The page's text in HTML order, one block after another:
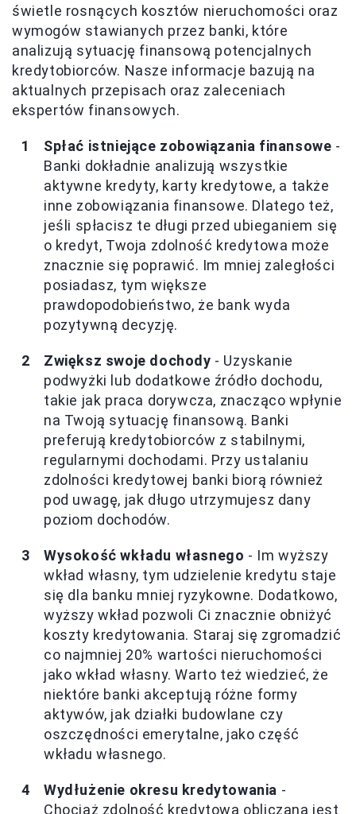
świetle rosnących kosztów nieruchomości oraz
wymogów stawianych przez banki, które
analizują sytuację finansową potencjalnych
kredytobiorców. Nasze informacje bazują na
aktualnych przepisach oraz zaleceniach
ekspertów finansowych.
Spłać istniejące zobowiązania finansowe -
Banki dokładnie analizują wszystkie
aktywne kredyty, karty kredytowe, a także
inne zobowiązania finansowe. Dlatego też,
jeśli spłacisz te długi przed ubieganiem się
o kredyt, Twoja zdolność kredytowa może
znacznie się poprawić. Im mniej zaległości
posiadasz, tym większe
prawdopodobieństwo, że bank wyda
pozytywną decyzję.
Zwiększ swoje dochody - Uzyskanie
podwyżki lub dodatkowe źródło dochodu,
takie jak praca dorywcza, znacząco wpłynie
na Twoją sytuację finansową. Banki
preferują kredytobiorców z stabilnymi,
regularnymi dochodami. Przy ustalaniu
zdolności kredytowej banki biorą również
pod uwagę, jak długo utrzymujesz dany
poziom dochodów.
Wysokość wkładu własnego - Im wyższy
wkład własny, tym udzielenie kredytu staje
się dla banku mniej ryzykowne. Dodatkowo,
wyższy wkład pozwoli Ci znacznie obniżyć
koszty kredytowania. Staraj się zgromadzić
co najmniej 20% wartości nieruchomości
jako wkład własny. Warto też wiedzieć, że
niektóre banki akceptują różne formy
aktywów, jak działki budowlane czy
oszczędności emerytalne, jako część
wkładu własnego.
Wydłużenie okresu kredytowania -
Chociaż zdolność kredytowa obliczana jest